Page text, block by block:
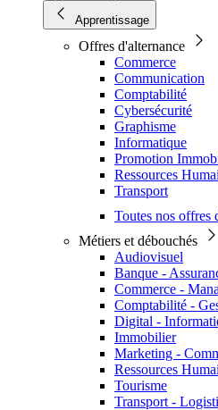
Apprentissage
Offres d'alternance
Commerce
Communication
Comptabilité
Cybersécurité
Graphisme
Informatique
Promotion
Ressources
Transport
Toutes nos offres
Métiers et débouchés
Audiovisuel
Banque -
Commerce -
Comptabilité -
Digital -
Immobilier
Marketing -
Ressources
Tourisme
Transport -